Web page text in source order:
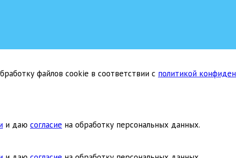
файлов cookie в соответствии с политикой
и даю согласие на обработку персональных данных.